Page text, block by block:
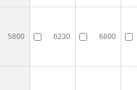
5800 6230 6600